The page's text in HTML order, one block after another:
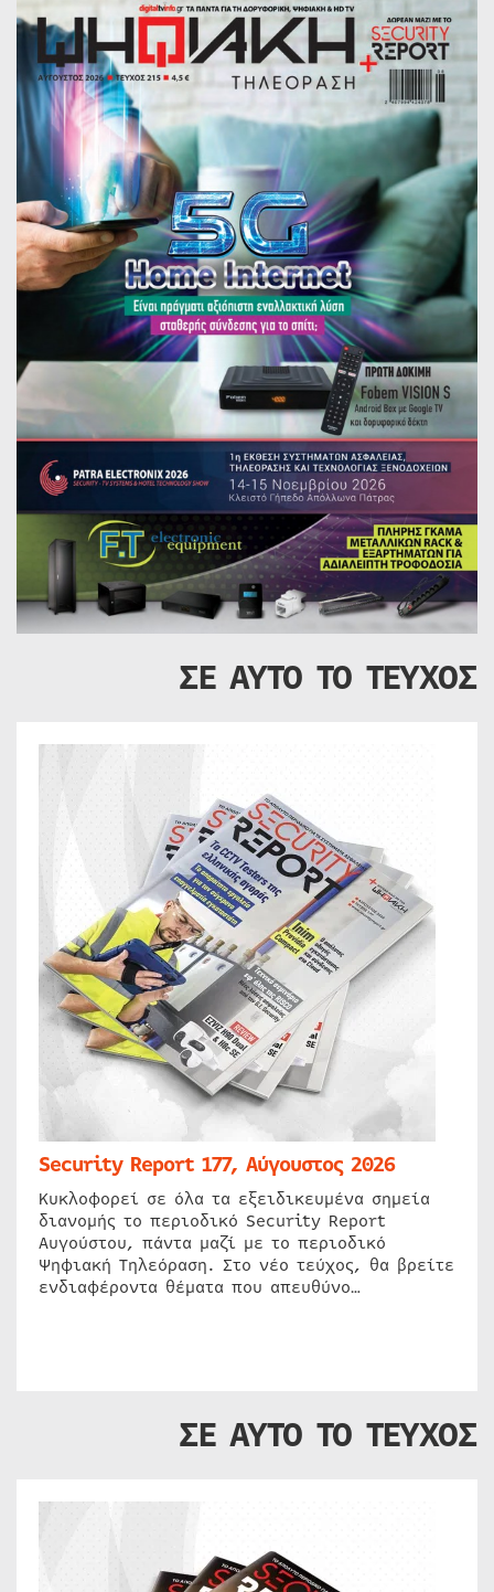
ΣΕ ΑΥΤΟ ΤΟ ΤΕΥΧΟΣ
Security Report 177, Αύγουστος 2026
Κυκλοφορεί σε όλα τα εξειδικευμένα σημεία
διανομής το περιοδικό Security Report
Αυγούστου, πάντα μαζί με το περιοδικό
Ψηφιακή Τηλεόραση. Στο νέο τεύχος, θα βρείτε
ενδιαφέροντα θέματα που απευθύνο…
ΣΕ ΑΥΤΟ ΤΟ ΤΕΥΧΟΣ